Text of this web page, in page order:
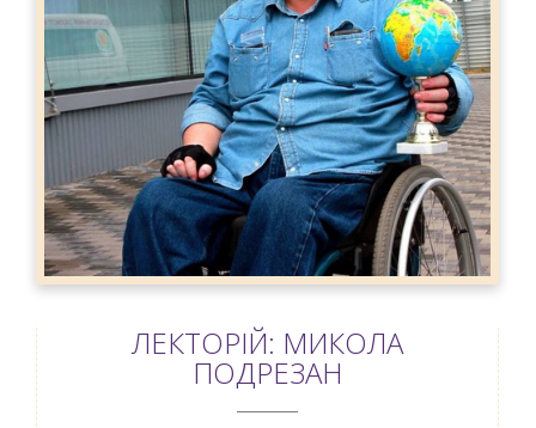
ЛЕКТОРІЙ: МИКОЛА
ПОДРЕЗАН